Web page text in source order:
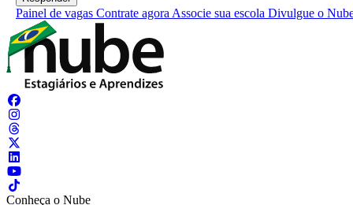
Painel de vagas Contrate agora Associe sua escola Divulgue o
Conheça o Nube